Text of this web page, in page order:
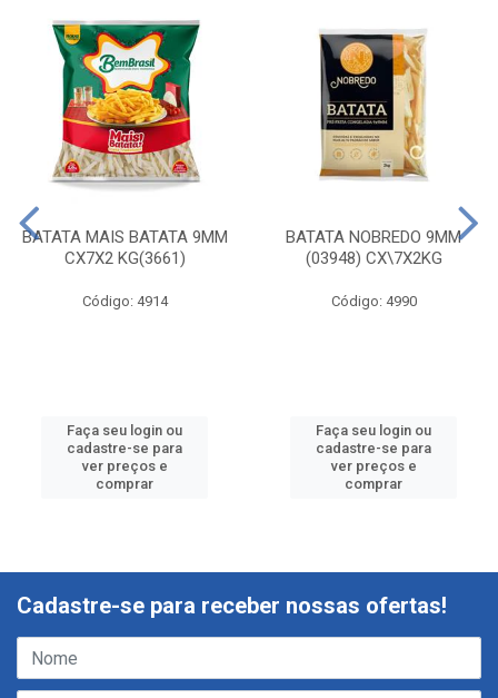
BATATA MAIS BATATA 9MM
CX7X2 KG(3661)
Código: 4914
Faça seu login ou
cadastre-se para
ver preços e
comprar
BATATA NOBREDO 9MM
(03948) CX\7X2KG
Código: 4990
Faça seu login ou
cadastre-se para
ver preços e
comprar
Cadastre-se para receber nossas ofertas!